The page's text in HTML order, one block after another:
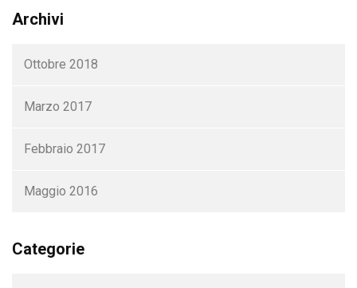
Archivi
Ottobre 2018
Marzo 2017
Febbraio 2017
Maggio 2016
Categorie